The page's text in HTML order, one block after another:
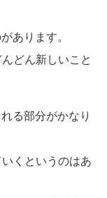
あります。
どん新しいこと
る部分がかなり
くというのはあ